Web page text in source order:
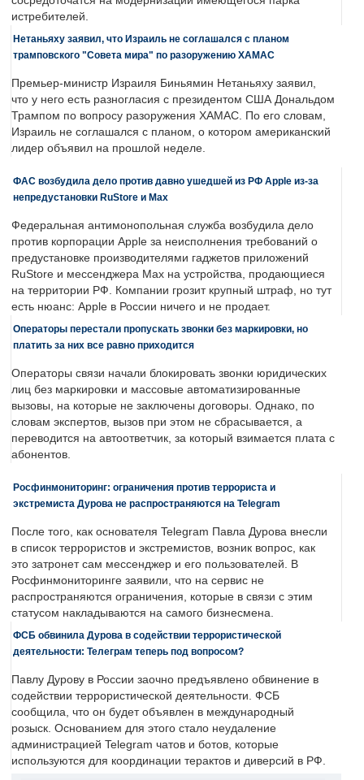
истребителей.
Нетаньяху заявил, что Израиль не соглашался с планом
трамповского "Совета мира" по разоружению ХАМАС
Премьер-министр Израиля Биньямин Нетаньяху заявил,
что у него есть разногласия с президентом США Дональдом
Трампом по вопросу разоружения ХАМАС. По его словам,
Израиль не соглашался с планом, о котором американский
лидер объявил на прошлой неделе.
ФАС возбудила дело против давно ушедшей из РФ Apple из-за
непредустановки RuStore и Max
Федеральная антимонопольная служба возбудила дело
против корпорации Apple за неисполнения требований о
предустановке производителями гаджетов приложений
RuStore и мессенджера Max на устройства, продающиеся
на территории РФ. Компании грозит крупный штраф, но тут
есть нюанс: Apple в России ничего и не продает.
Операторы перестали пропускать звонки без маркировки, но
платить за них все равно приходится
Операторы связи начали блокировать звонки юридических
лиц без маркировки и массовые автоматизированные
вызовы, на которые не заключены договоры. Однако, по
словам экспертов, вызов при этом не сбрасывается, а
переводится на автоответчик, за который взимается плата с
абонентов.
Росфинмониторинг: ограничения против террориста и
экстремиста Дурова не распространяются на Telegram
После того, как основателя Telegram Павла Дурова внесли
в список террористов и экстремистов, возник вопрос, как
это затронет сам мессенджер и его пользователей. В
Росфинмониторинге заявили, что на сервис не
распространяются ограничения, которые в связи с этим
статусом накладываются на самого бизнесмена.
ФСБ обвинила Дурова в содействии террористической
деятельности: Телеграм теперь под вопросом?
Павлу Дурову в России заочно предъявлено обвинение в
содействии террористической деятельности. ФСБ
сообщила, что он будет объявлен в международный
розыск. Основанием для этого стало неудаление
администрацией Telegram чатов и ботов, которые
используются для координации терактов и диверсий в РФ.